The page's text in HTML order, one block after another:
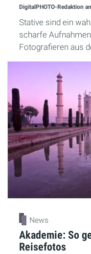
DigitalPHOTO-Redaktion
Stative sind ein
scharfe
Fotografieren aus
News
Akademie: So
Reisefotos